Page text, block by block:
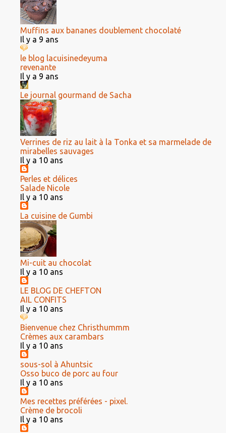
Muffins aux bananes doublement chocolaté
Il y a 9 ans
le blog lacuisinedeyuma
revenante
Il y a 9 ans
Le journal gourmand de Sacha
Verrines de riz au lait à la Tonka et sa marmelade de
mirabelles sauvages
Il y a 10 ans
Perles et délices
Salade Nicole
Il y a 10 ans
La cuisine de Gumbi
Mi-cuit au chocolat
Il y a 10 ans
LE BLOG DE CHEFTON
AIL CONFITS
Il y a 10 ans
Bienvenue chez Christhummm
Crèmes aux carambars
Il y a 10 ans
sous-sol à Ahuntsic
Osso buco de porc au four
Il y a 10 ans
Mes recettes préférées - pixel.
Crème de brocoli
Il y a 10 ans